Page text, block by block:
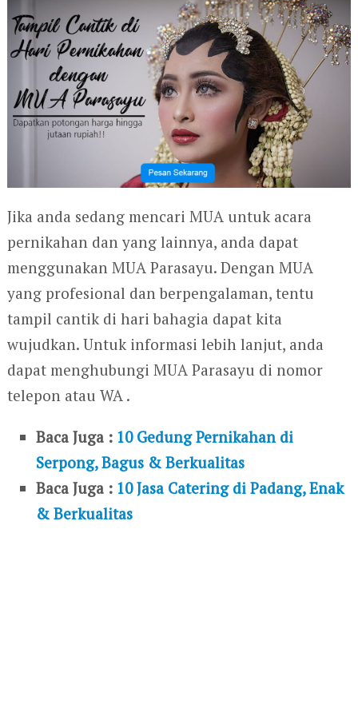
Jika anda sedang mencari MUA untuk acara
pernikahan dan yang lainnya, anda dapat
menggunakan MUA Parasayu. Dengan MUA
yang profesional dan berpengalaman, tentu
tampil cantik di hari bahagia dapat kita
wujudkan. Untuk informasi lebih lanjut, anda
dapat menghubungi MUA Parasayu di nomor
telepon atau WA .
Baca Juga : 10 Gedung Pernikahan di
Serpong, Bagus & Berkualitas
Baca Juga : 10 Jasa Catering di Padang, Enak
& Berkualitas